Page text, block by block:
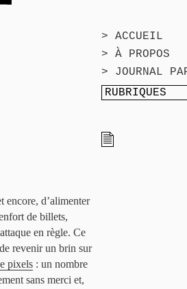
> ACCUEIL
> À PROPOS
> JOURNAL
encore, d’alimenter
de billets,
en règle. Ce
revenir un brin sur
pixels : un nombre
sans merci et,